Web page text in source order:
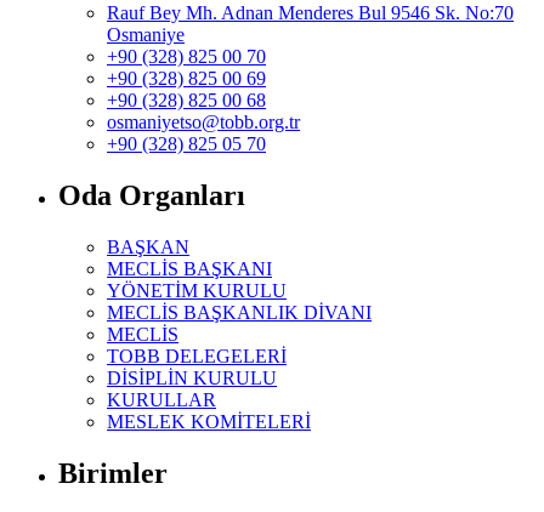
Rauf Bey Mh. Adnan Menderes Bul 9546 Sk. No:70
Osmaniye
+90 (328) 825 00 70
+90 (328) 825 00 69
+90 (328) 825 00 68
osmaniyetso@tobb.org.tr
+90 (328) 825 05 70
Oda Organları
BAŞKAN
MECLİS BAŞKANI
YÖNETİM KURULU
MECLİS BAŞKANLIK DİVANI
MECLİS
TOBB DELEGELERİ
DİSİPLİN KURULU
KURULLAR
MESLEK KOMİTELERİ
Birimler